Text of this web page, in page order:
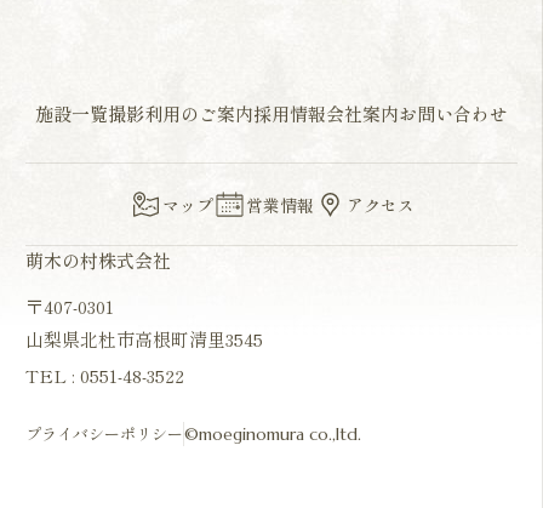
施設一覧撮影利用のご案内採用情報会社案内お問い合わせ
マップ 営業情報 アクセス
萌木の村株式会社
〒407-0301
山梨県北杜市高根町清里3545
TEL : 0551-48-3522
プライバシーポリシー©moeginomura co.,ltd.